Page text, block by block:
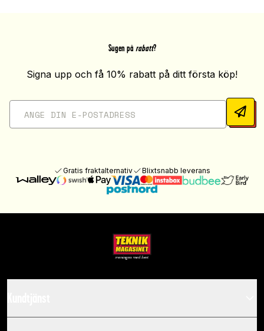
Sugen på rabatt?
Signa upp och få 10% rabatt på ditt första köp!
Gratis fraktalternativ Blixtsnabb leverans